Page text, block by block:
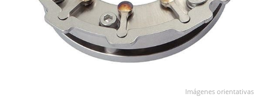
Imágenes orientativas